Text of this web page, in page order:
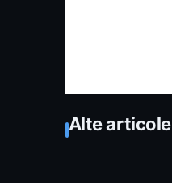
Alte articole